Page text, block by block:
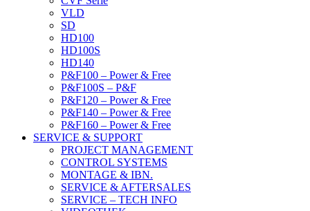
VLD
SD
HD100
HD100S
HD140
P&F100 – Power & Free
P&F100S – P&F
P&F120 – Power & Free
P&F140 – Power & Free
P&F160 – Power & Free
SERVICE & SUPPORT
PROJECT MANAGEMENT
CONTROL SYSTEMS
MONTAGE & IBN.
SERVICE & AFTERSALES
SERVICE – TECH INFO